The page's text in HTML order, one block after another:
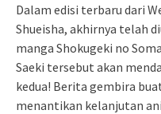
Dalam edisi terbaru dari
Shueisha, akhirnya telah
manga Shokugeki no
Saeki tersebut akan
kedua! Berita gembira
menantikan kelanjutan